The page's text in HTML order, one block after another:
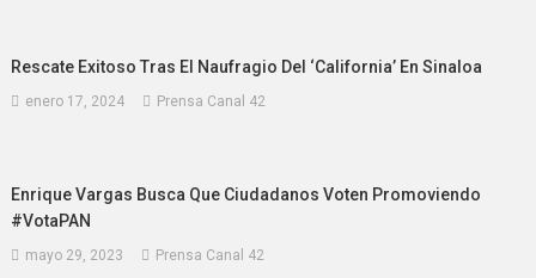
Rescate Exitoso Tras El Naufragio Del ‘California’ En Sinaloa
enero 17, 2024 Prensa Canal 42
Enrique Vargas Busca Que Ciudadanos Voten Promoviendo
#VotaPAN
mayo 29, 2023 Prensa Canal 42